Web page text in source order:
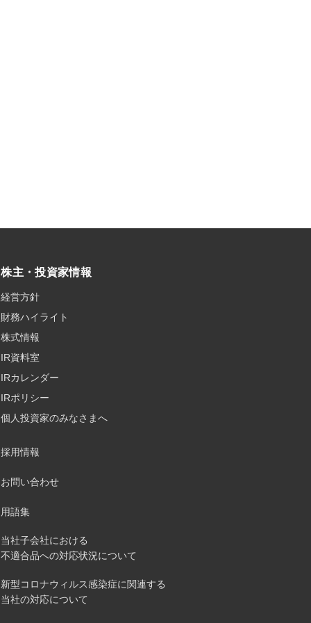
株主・投資家情報
経営方針
財務ハイライト
株式情報
IR資料室
IRカレンダー
IRポリシー
個人投資家のみなさまへ
採用情報
お問い合わせ
用語集
当社子会社における
不適合品への対応状況について
新型コロナウィルス感染症に関連する
当社の対応について